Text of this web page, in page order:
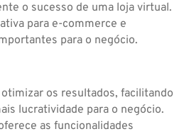
o sucesso de uma loja virtual.
para e-commerce e
para o negócio.
os resultados, facilitando
lucratividade para o negócio.
as funcionalidades